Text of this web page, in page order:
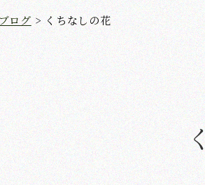
ログ>くちなしの花